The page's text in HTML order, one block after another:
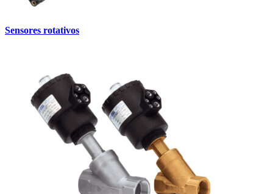
Sensores rotativos